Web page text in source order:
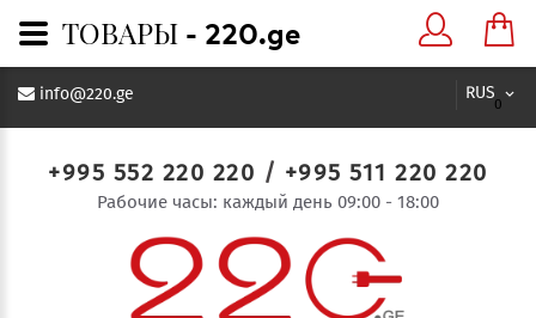
RUS
0
info@220.ge
+995 552 220 220 / +995 511 220 220
Рабочие часы: каждый день 09:00 - 18:00
ТОВАРЫ - 220.ge